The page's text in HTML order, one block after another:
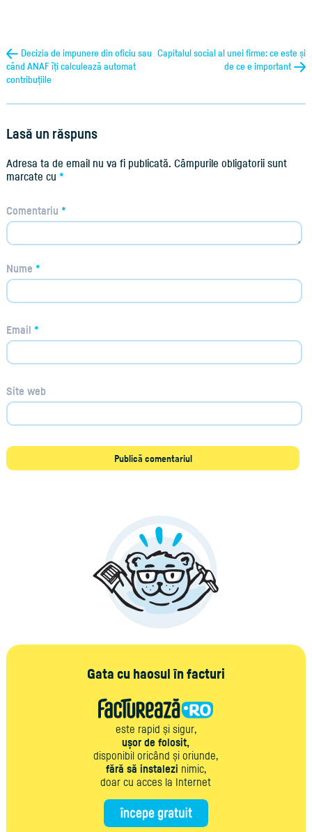
Decizia de impunere din oficiu sau
când ANAF îți calculează automat
contribuțiile
Capitalul social al unei firme: ce este și
de ce e important
Lasă un răspuns
Adresa ta de email nu va fi publicată. Câmpurile obligatorii sunt
marcate cu *
Comentariu *
Nume *
Email *
Site web
Gata cu haosul în facturi
este rapid și sigur,
ușor de folosit,
disponibil oricând și oriunde,
fără să instalezi nimic,
doar cu acces la Internet